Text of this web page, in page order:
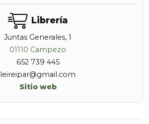
Librería
Juntas Generales, 1
01110 Campezo
652 739 445
leireipar@gmail.com
Sitio web